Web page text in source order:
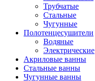
Трубчатые
Стальные
Чугунные
Полотенцесушители
Водяные
Электрические
Акриловые ванны
Стальные ванны
Чугунные ванны